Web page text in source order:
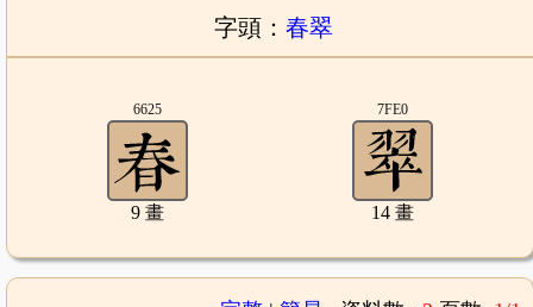
字頭： 春翠
6625
9 畫
7FE0
14 畫